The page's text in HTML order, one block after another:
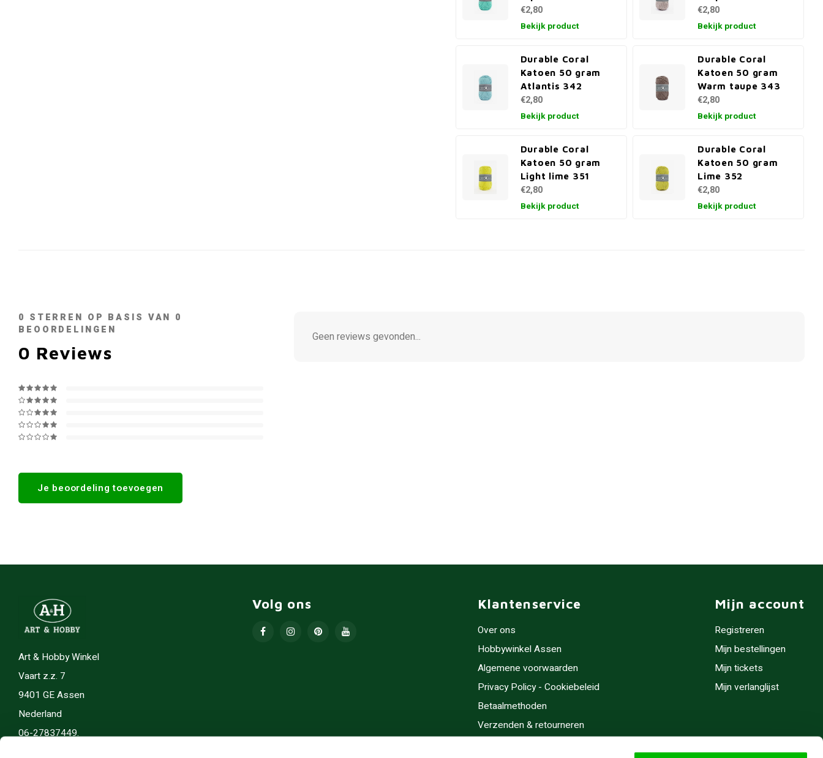
€2,80
Bekijk product
€2,80
Bekijk product
Durable Coral
Katoen 50 gram
Atlantis 342
€2,80
Bekijk product
Durable Coral
Katoen 50 gram
Warm taupe 343
€2,80
Bekijk product
Durable Coral
Katoen 50 gram
Light lime 351
€2,80
Bekijk product
Durable Coral
Katoen 50 gram
Lime 352
€2,80
Bekijk product
0 STERREN OP BASIS VAN 0
BEOORDELINGEN
0 Reviews
Je beoordeling toevoegen
Geen reviews gevonden...
Art & Hobby Winkel
Vaart z.z. 7
9401 GE Assen
Nederland
06-27837449.
Volg ons Klantenservice
Over ons
Hobbywinkel Assen
Algemene voorwaarden
Privacy Policy - Cookiebeleid
Betaalmethoden
Verzenden & retourneren
Mijn account
Registreren
Mijn bestellingen
Mijn tickets
Mijn verlanglijst